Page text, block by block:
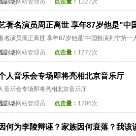
剧场网站管理员 点击量： 1227次
著名演员周正离世 享年87岁他是"中
名演员周正离世 享年87岁他是"中国扮演列宁第一
剧场网站管理员 点击量： 1277次
人音乐会专场即将亮相北京音乐厅
音乐会专场即将亮相北京音乐厅
剧场网站管理员 点击量： 1206次
何为李陵辩诬？家族因何衰落？我该